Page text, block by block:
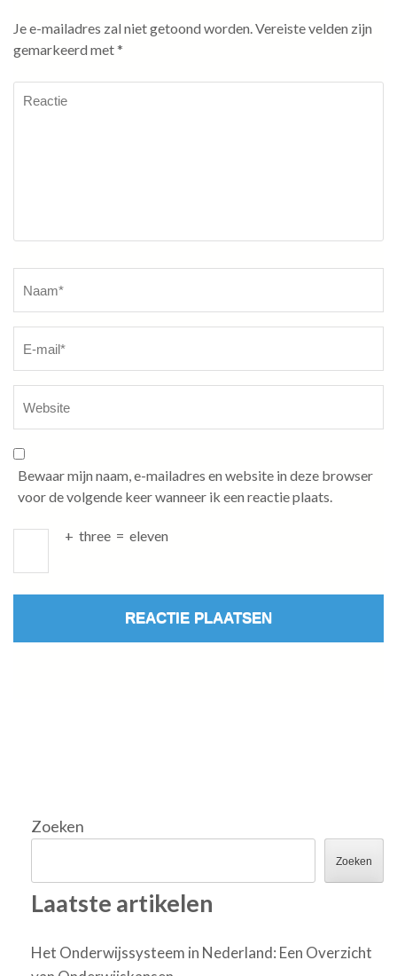
Je e-mailadres zal niet getoond worden.Vereiste velden zijn
gemarkeerd met*
Bewaar mijn naam, e-mailadres en website in deze browser
voor de volgende keer wanneer ik een reactie plaats.
+ three = eleven
Zoeken
Zoeken
Laatste artikelen
Het Onderwijssysteem in Nederland: Een Overzicht